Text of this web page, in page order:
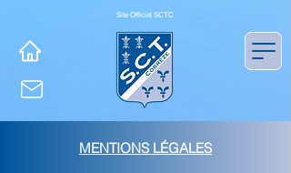
Site Officiel SCTC
MENTIONS LÉGALES